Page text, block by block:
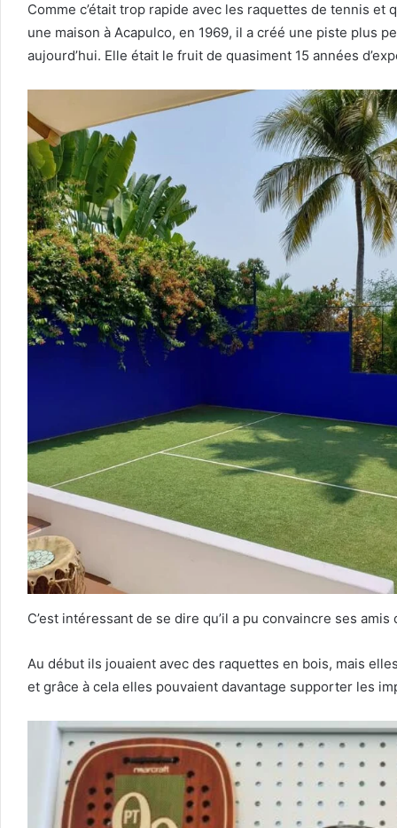
Comme c’était trop rapide avec les raquettes de tennis
une maison à Acapulco, en 1969, il a créé une piste plus
aujourd’hui. Elle était le fruit de quasiment 15 années
C’est intéressant de se dire qu’il a pu convaincre ses
Au début ils jouaient avec des raquettes en bois, mais
et grâce à cela elles pouvaient davantage supporter les